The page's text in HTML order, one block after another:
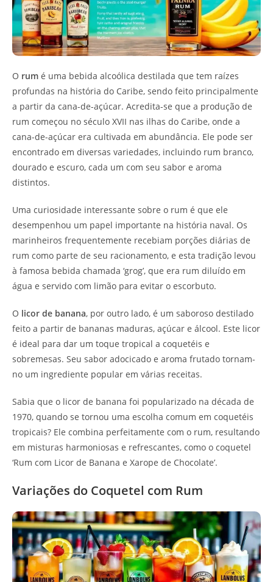
O rum é uma bebida alcoólica destilada que tem raízes
profundas na história do Caribe, sendo feito principalmente
a partir da cana-de-açúcar. Acredita-se que a produção de
rum começou no século XVII nas ilhas do Caribe, onde a
cana-de-açúcar era cultivada em abundância. Ele pode ser
encontrado em diversas variedades, incluindo rum branco,
dourado e escuro, cada um com seu sabor e aroma
distintos.
Uma curiosidade interessante sobre o rum é que ele
desempenhou um papel importante na história naval. Os
marinheiros frequentemente recebiam porções diárias de
rum como parte de seu racionamento, e esta tradição levou
à famosa bebida chamada ‘grog’, que era rum diluído em
água e servido com limão para evitar o escorbuto.
O licor de banana, por outro lado, é um saboroso destilado
feito a partir de bananas maduras, açúcar e álcool. Este licor
é ideal para dar um toque tropical a coquetéis e
sobremesas. Seu sabor adocicado e aroma frutado tornam-
no um ingrediente popular em várias receitas.
Sabia que o licor de banana foi popularizado na década de
1970, quando se tornou uma escolha comum em coquetéis
tropicais? Ele combina perfeitamente com o rum, resultando
em misturas harmoniosas e refrescantes, como o coquetel
‘Rum com Licor de Banana e Xarope de Chocolate’.
Variações do Coquetel com Rum